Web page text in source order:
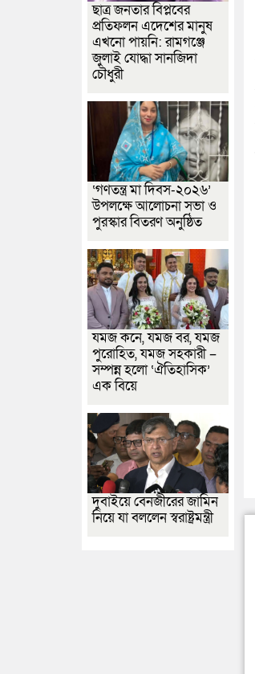
ছাত্র জনতার বিপ্লবের
প্রতিফলন এদেশের মানুষ
এখনো পায়নি: রামগঞ্জে
জুলাই যোদ্ধা সানজিদা
চৌধুরী
‘গণতন্ত্র মা দিবস-২০২৬’
উপলক্ষে আলোচনা সভা ও
পুরস্কার বিতরণ অনুষ্ঠিত
যমজ কনে, যমজ বর, যমজ
পুরোহিত, যমজ সহকারী –
সম্পন্ন হলো ‘ঐতিহাসিক’
এক বিয়ে
দুবাইয়ে বেনজীরের জামিন
নিয়ে যা বললেন স্বরাষ্ট্রমন্ত্রী